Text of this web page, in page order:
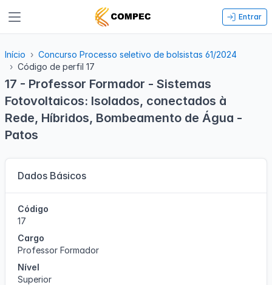
Entrar
Início
Concurso Processo seletivo de bolsistas 61/2024
Código de perfil 17
17 - Professor Formador - Sistemas
Fotovoltaicos: Isolados, conectados à
Rede, Híbridos, Bombeamento de Água -
Patos
Dados Básicos
Código
17
Cargo
Professor Formador
Nível
Superior